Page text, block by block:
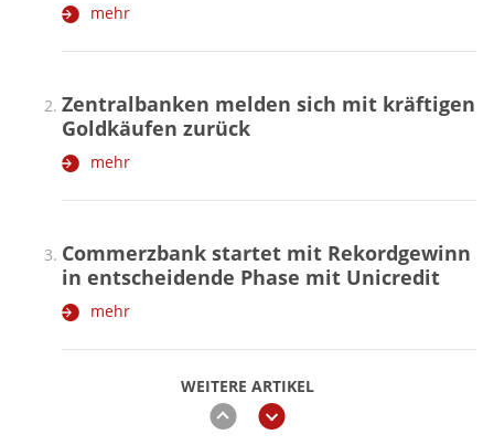
WEITERE ARTIKEL
zurückweiter
mehr
Zentralbanken melden sich mit kräftigen
Goldkäufen zurück
mehr
Commerzbank startet mit Rekordgewinn
in entscheidende Phase mit Unicredit
mehr